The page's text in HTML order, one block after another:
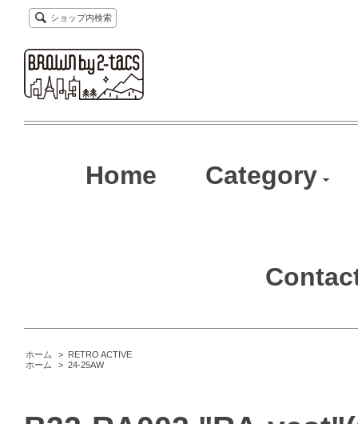
ショップ内検索
Home Category
ホーム > RETRO ACTIVE
ホーム
> 24-25AW